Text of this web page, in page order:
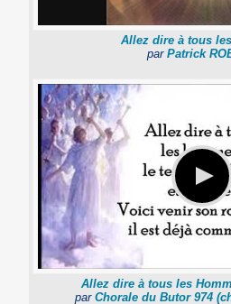
Allez dire à tous
par Patrick
Allez dire à tous les
par Chorale du Butor 974